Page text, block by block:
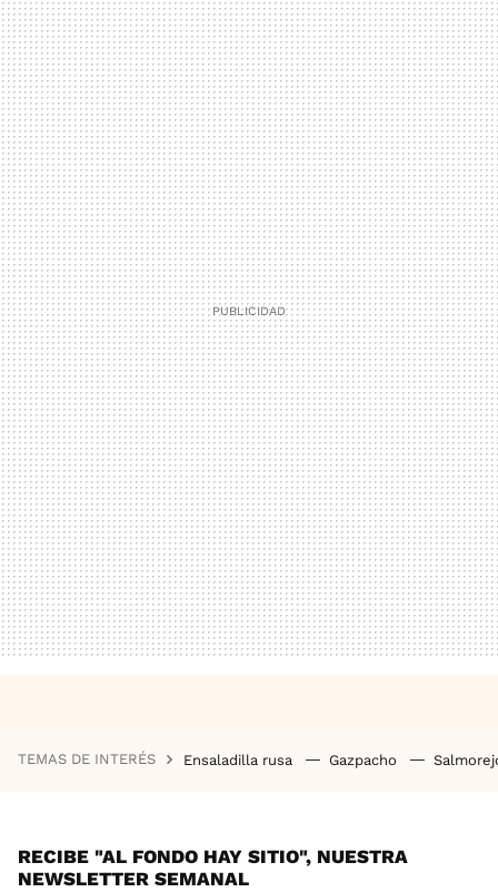
TEMAS DE INTERÉS Ensaladilla rusa Gazpacho
RECIBE "AL FONDO HAY SITIO", NUESTRA
NEWSLETTER SEMANAL